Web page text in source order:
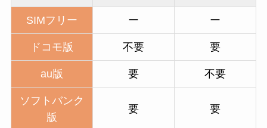
SIMフリー ー ー
ドコモ版 不要 要
au版 要 不要
ソフトバンク
版
要 要